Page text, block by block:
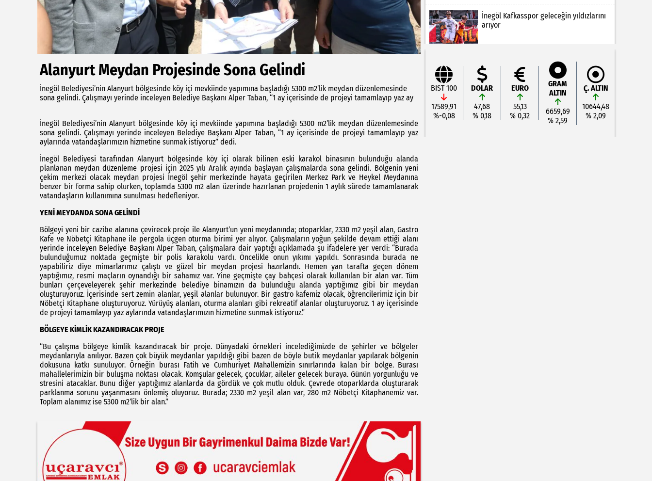
Alanyurt Meydan Projesinde Sona Gelindi
İnegöl Belediyesi’nin Alanyurt bölgesinde köy içi mevkiinde yapımına başladığı 5300 m2’lik meydan düzenlemesinde
sona gelindi. Çalışmayı yerinde inceleyen Belediye Başkanı Alper Taban, “1 ay içerisinde de projeyi tamamlayıp yaz ay
İnegöl Belediyesi’nin Alanyurt bölgesinde köy içi mevkiinde yapımına başladığı 5300 m2’lik meydan düzenlemesinde
sona gelindi. Çalışmayı yerinde inceleyen Belediye Başkanı Alper Taban, “1 ay içerisinde de projeyi tamamlayıp yaz
aylarında vatandaşlarımızın hizmetine sunmak istiyoruz” dedi.
İnegöl Belediyesi tarafından Alanyurt bölgesinde köy içi olarak bilinen eski karakol binasının bulunduğu alanda
planlanan meydan düzenleme projesi için 2025 yılı Aralık ayında başlayan çalışmalarda sona gelindi. Bölgenin yeni
çekim merkezi olacak meydan projesi İnegöl şehir merkezinde hayata geçirilen Merkez Park ve Heykel Meydanına
benzer bir forma sahip olurken, toplamda 5300 m2 alan üzerinde hazırlanan projedenin 1 aylık sürede tamamlanarak
vatandaşların kullanımına sunulması hedefleniyor.
YENİ MEYDANDA SONA GELİNDİ
Bölgeyi yeni bir cazibe alanına çevirecek proje ile Alanyurt’un yeni meydanında; otoparklar, 2330 m2 yeşil alan, Gastro
Kafe ve Nöbetçi Kitaphane ile pergola üçgen oturma birimi yer alıyor. Çalışmaların yoğun şekilde devam ettiği alanı
yerinde inceleyen Belediye Başkanı Alper Taban, çalışmalara dair yaptığı açıklamada şu ifadelere yer verdi: “Burada
bulunduğumuz noktada geçmişte bir polis karakolu vardı. Öncelikle onun yıkımı yapıldı. Sonrasında burada ne
yapabiliriz diye mimarlarımız çalıştı ve güzel bir meydan projesi hazırlandı. Hemen yan tarafta geçen dönem
yaptığımız, resmi maçların oynandığı bir sahamız var. Yine geçmişte çay bahçesi olarak kullanılan bir alan var. Tüm
bunları çerçeveleyerek şehir merkezinde belediye binamızın da bulunduğu alanda yaptığımız gibi bir meydan
oluşturuyoruz. İçerisinde sert zemin alanlar, yeşil alanlar bulunuyor. Bir gastro kafemiz olacak, öğrencilerimiz için bir
Nöbetçi Kitaphane oluşturuyoruz. Yürüyüş alanları, oturma alanları gibi rekreatif alanlar oluşturuyoruz. 1 ay içerisinde
de projeyi tamamlayıp yaz aylarında vatandaşlarımızın hizmetine sunmak istiyoruz.”
BÖLGEYE KİMLİK KAZANDIRACAK PROJE
“Bu çalışma bölgeye kimlik kazandıracak bir proje. Dünyadaki örnekleri incelediğimizde de şehirler ve bölgeler
meydanlarıyla anılıyor. Bazen çok büyük meydanlar yapıldığı gibi bazen de böyle butik meydanlar yapılarak bölgenin
dokusuna katkı sunuluyor. Örneğin burası Fatih ve Cumhuriyet Mahallemizin sınırlarında kalan bir bölge. Burası
mahallelerimizin bir buluşma noktası olacak. Komşular gelecek, çocuklar, aileler gelecek buraya. Günün yorgunluğu ve
stresini atacaklar. Bunu diğer yaptığımız alanlarda da gördük ve çok mutlu olduk. Çevrede otoparklarda oluşturarak
parklanma sorunu yaşanmasını önlemiş oluyoruz. Burada; 2330 m2 yeşil alan var, 280 m2 Nöbetçi Kitaphanemiz var.
Toplam alanımız ise 5300 m2’lik bir alan.”
İnegöl Kafkasspor geleceğin yıldızlarını
arıyor
BIST 100
17589,91
%-0,08
DOLAR
47,68
% 0,18
EURO
55,13
% 0,32
GRAM
ALTIN
6659,69
% 2,59
Ç. ALTIN
10644,48
% 2,09